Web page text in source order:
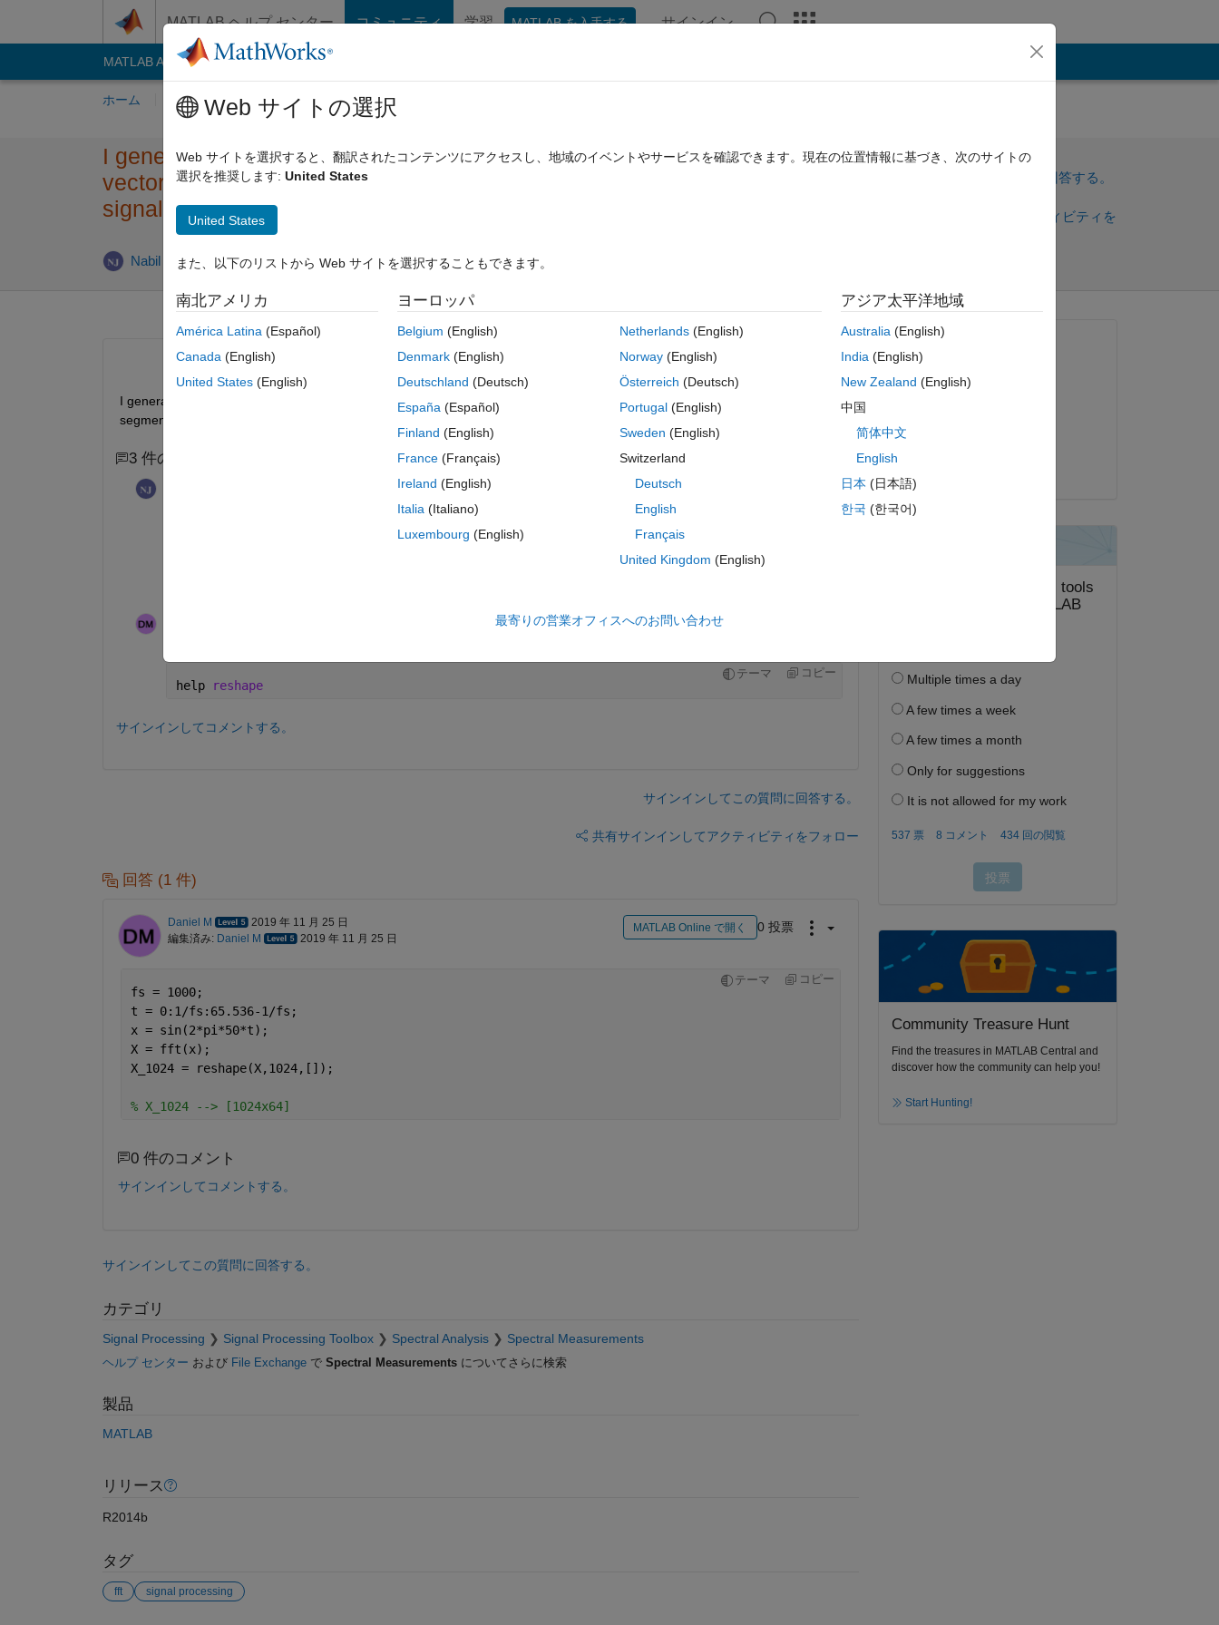
MATLAB ヘルプ センター コミュニティ 学習 MATLAB を入手する サインイン
MATLAB Answers File Exchange
ホーム 質問する 回答 閲覧 MATLAB に関する FAQ
I generated a FFT Signal of sampling frequency 1kHz for 65536 column
vectors of a time domain signal. I want to apply segmentation on this FFT
signal to 1024 parts before applying feature extraction.
Nabil Javeed 2019 11 月 24 1 回答 2019 11 月 25 に更新 14 ビュー (30 日間)
サインインしてこの質問に回答する。
サインインしてアクティビティを
古いコメントを表示
I generated a FFT Signal of sampling frequency 1kHz for 65536 column vectors of a time domain signal. I want to apply
segmentation on this FFT signal to 1024 parts before applying feature extraction.
3 件のコメント
Yes but I need the MATLAB code to segment this signal into 1024 non overlapping bins, each of 64 vectors as
MATLAB Online で開く
テーマ コピー
help reshape
サインインしてコメントする。
サインインしてこの質問に回答する。
共有サインインしてアクティビティをフォロー
回答 (1 件)
Daniel M
2019 年 11 月 25 日
編集済み: Daniel M 2019 年 11 月 25 日
MATLAB Online で開く 0 投票
テーマ コピー
fs = 1000;
t = 0:1/fs:65.536-1/fs;
x = sin(2*pi*50*t);
X = fft(x);
X_1024 = reshape(X,1024,[]);
% X_1024 --> [1024x64]
0 件のコメント
サインインしてコメントする。
サインインしてこの質問に回答する。
カテゴリ
Signal Processing Signal Processing Toolbox Spectral Analysis Spectral Measurements
ヘルプ センター および File Exchangeで Spectral Measurementsについてさらに検索
製品
MATLAB
リリース
R2014b
タグ
fft signal processing
2019 年 11 月 24 日
編集済み:
Community Treasure Hunt
Find the treasures in MATLAB Central and
discover how the community can help you!
Start Hunting!
Web サイトの選択
Web サイトを選択すると、翻訳されたコンテンツにアクセスし、地域のイベントやサービスを確認できます。現在の位置情報に基づき、次のサイトの
選択を推奨します: United States
United States
また、以下のリストから Web サイトを選択することもできます。
南北アメリカ
América Latina (Español)
Canada (English)
United States (English)
ヨーロッパ
Belgium (English)
Denmark (English)
Deutschland (Deutsch)
España (Español)
Finland (English)
France (Français)
Ireland (English)
Italia (Italiano)
Luxembourg (English)
Netherlands(English)
Norway(English)
Österreich (Deutsch)
Portugal(English)
Sweden (English)
Switzerland
Deutsch
English
Français
United Kingdom (English)
アジア太平洋地域
Australia(English)
India(English)
New Zealand (English)
中国
简体中文
English
日本 (日本語)
한국 (한국어)
最寄りの営業オフィスへのお問い合わせ